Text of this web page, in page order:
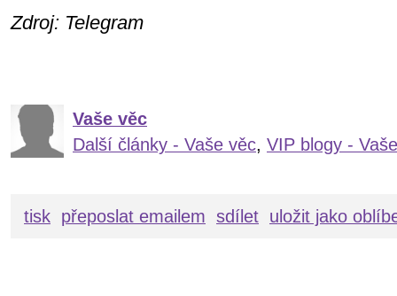
Zdroj: Telegram
Vaše věc
Další články - Vaše věc, VIP blogy -
tisk přeposlat emailem sdílet uložit jako